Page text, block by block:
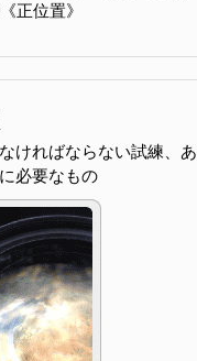
正位置》
ければならない試練、あ
必要なもの